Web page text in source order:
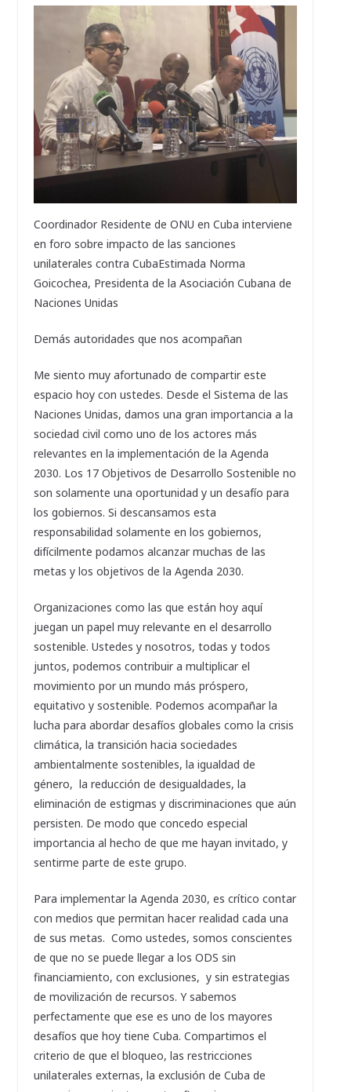
Coordinador Residente de ONU en Cuba interviene
en foro sobre impacto de las sanciones
unilaterales contra CubaEstimada Norma
Goicochea, Presidenta de la Asociación Cubana de
Naciones Unidas
Demás autoridades que nos acompañan
Me siento muy afortunado de compartir este
espacio hoy con ustedes. Desde el Sistema de las
Naciones Unidas, damos una gran importancia a la
sociedad civil como uno de los actores más
relevantes en la implementación de la Agenda
2030. Los 17 Objetivos de Desarrollo Sostenible no
son solamente una oportunidad y un desafío para
los gobiernos. Si descansamos esta
responsabilidad solamente en los gobiernos,
difícilmente podamos alcanzar muchas de las
metas y los objetivos de la Agenda 2030.
Organizaciones como las que están hoy aquí
juegan un papel muy relevante en el desarrollo
sostenible. Ustedes y nosotros, todas y todos
juntos, podemos contribuir a multiplicar el
movimiento por un mundo más próspero,
equitativo y sostenible. Podemos acompañar la
lucha para abordar desafíos globales como la crisis
climática, la transición hacia sociedades
ambientalmente sostenibles, la igualdad de
género, la reducción de desigualdades, la
eliminación de estigmas y discriminaciones que aún
persisten. De modo que concedo especial
importancia al hecho de que me hayan invitado, y
sentirme parte de este grupo.
Para implementar la Agenda 2030, es crítico contar
con medios que permitan hacer realidad cada una
de sus metas. Como ustedes, somos conscientes
de que no se puede llegar a los ODS sin
financiamiento, con exclusiones, y sin estrategias
de movilización de recursos. Y sabemos
perfectamente que ese es uno de los mayores
desafíos que hoy tiene Cuba. Compartimos el
criterio de que el bloqueo, las restricciones
unilaterales externas, la exclusión de Cuba de